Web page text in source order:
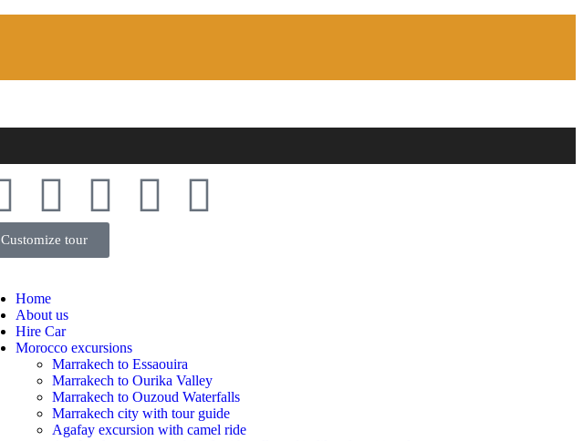
Customize tour
Home
About us
Hire Car
Morocco excursions
Marrakech to Essaouira
Marrakech to Ourika Valley
Marrakech to Ouzoud Waterfalls
Marrakech city with tour guide
Agafay excursion with camel ride